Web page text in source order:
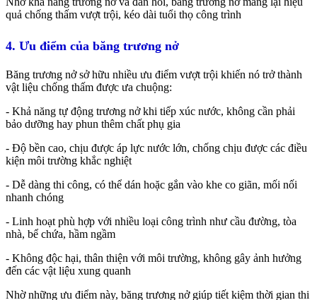
quả chống thấm vượt trội, kéo dài tuổi thọ công trình
4. Ưu điểm của băng trương nở
Băng trương nở sở hữu nhiều ưu điểm vượt trội khiến nó trở thành
vật liệu chống thấm được ưa chuộng:
- Khả năng tự động trương nở khi tiếp xúc nước, không cần phải
bảo dưỡng hay phun thêm chất phụ gia
- Độ bền cao, chịu được áp lực nước lớn, chống chịu được các điều
kiện môi trường khắc nghiệt
- Dễ dàng thi công, có thể dán hoặc gắn vào khe co giãn, mối nối
nhanh chóng
- Linh hoạt phù hợp với nhiều loại công trình như cầu đường, tòa
nhà, bể chứa, hầm ngầm
- Không độc hại, thân thiện với môi trường, không gây ảnh hưởng
đến các vật liệu xung quanh
Nhờ những ưu điểm này, băng trương nở giúp tiết kiệm thời gian thi